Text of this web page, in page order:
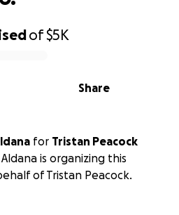
of$5K
Share
for
Tristan Peacock
is organizing this
of Tristan Peacock.